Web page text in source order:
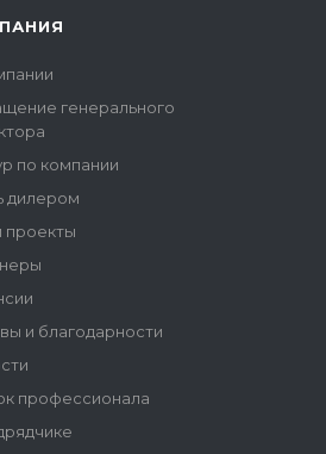
генерального
по компании
дилером
проекты
и благодарности
профессионала